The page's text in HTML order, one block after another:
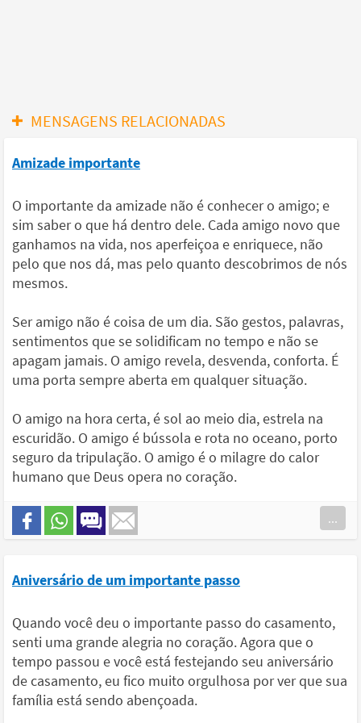
MENSAGENS RELACIONADAS
Amizade importante
O importante da amizade não é conhecer o amigo; e
sim saber o que há dentro dele. Cada amigo novo que
ganhamos na vida, nos aperfeiçoa e enriquece, não
pelo que nos dá, mas pelo quanto descobrimos de nós
mesmos.
Ser amigo não é coisa de um dia. São gestos, palavras,
sentimentos que se solidificam no tempo e não se
apagam jamais. O amigo revela, desvenda, conforta. É
uma porta sempre aberta em qualquer situação.
O amigo na hora certa, é sol ao meio dia, estrela na
escuridão. O amigo é bússola e rota no oceano, porto
seguro da tripulação. O amigo é o milagre do calor
humano que Deus opera no coração.
...
Aniversário de um importante passo
Quando você deu o importante passo do casamento,
senti uma grande alegria no coração. Agora que o
tempo passou e você está festejando seu aniversário
de casamento, eu fico muito orgulhosa por ver que sua
família está sendo abençoada.